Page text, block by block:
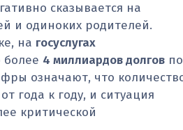
сказывается на
и одиноких родителей.
на госуслугах
более 4 миллиардов долгов по
означают, что
года к году, и ситуация
критической